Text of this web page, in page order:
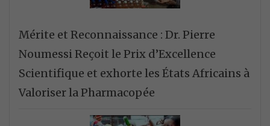
Mérite et Reconnaissance : Dr. Pierre
Noumessi Reçoit le Prix d’Excellence
Scientifique et exhorte les États Africains à
Valoriser la Pharmacopée